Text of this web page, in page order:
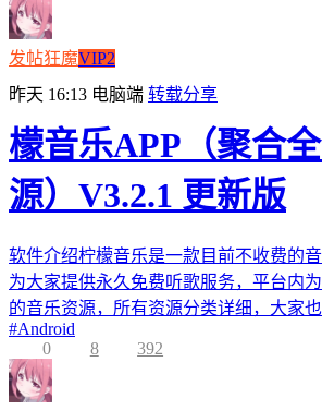
发帖狂魔VIP2
昨天 16:13 电脑端 转载分享
檬音乐APP（聚合
源）V3.2.1 更新版
软件介绍柠檬音乐是一款目前不收费的
为大家提供永久免费听歌服务，平台内
的音乐资源，所有资源分类详细，大家
#Android
0
8 392